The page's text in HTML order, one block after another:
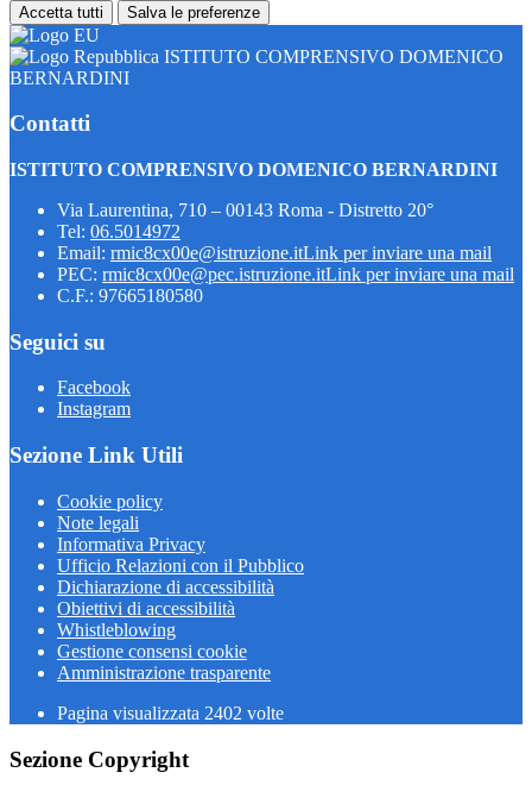
Accetta tutti Salva le preferenze
ISTITUTO COMPRENSIVO DOMENICO
BERNARDINI
Contatti
ISTITUTO COMPRENSIVO DOMENICO BERNARDINI
Via Laurentina, 710 – 00143 Roma - Distretto 20°
Tel: 06.5014972
Email: rmic8cx00e@istruzione.itLink per inviare una mail
PEC: rmic8cx00e@pec.istruzione.itLink per inviare una mail
C.F.: 97665180580
Seguici su
Facebook
Instagram
Sezione Link Utili
Cookie policy
Note legali
Informativa Privacy
Ufficio Relazioni con il Pubblico
Dichiarazione di accessibilità
Obiettivi di accessibilità
Whistleblowing
Gestione consensi cookie
Amministrazione trasparente
Pagina visualizzata 2402 volte
Sezione Copyright